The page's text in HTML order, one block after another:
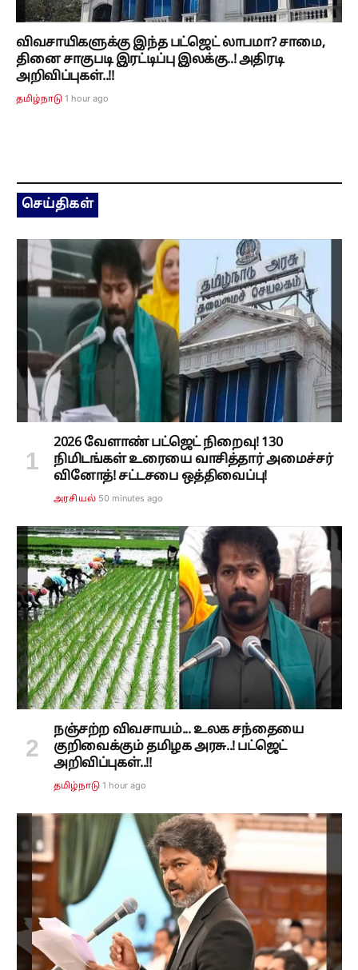
விவசாயிகளுக்கு இந்த பட்ஜெட் லாபமா? சாமை,
தினை சாகுபடி இரட்டிப்பு இலக்கு..! அதிரடி
அறிவிப்புகள்..!!
தமிழ்நாடு 1 hour ago
செய்திகள்
2026 வேளாண் பட்ஜெட் நிறைவு! 130
நிமிடங்கள் உரையை வாசித்தார் அமைச்சர்
வினோத்! சட்டசபை ஒத்திவைப்பு!
அரசியல் 50 minutes ago
நஞ்சற்ற விவசாயம்... உலக சந்தையை
குறிவைக்கும் தமிழக அரசு..! பட்ஜெட்
அறிவிப்புகள்..!!
தமிழ்நாடு 1 hour ago